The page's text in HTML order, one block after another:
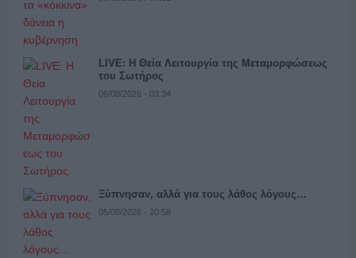
LIVE: Η Θεία Λειτουργία της Μεταμορφώσεως
του Σωτήρος
06/08/2026 - 03:34
Ξύπνησαν, αλλά για τους λάθος λόγους…
05/08/2026 - 20:58